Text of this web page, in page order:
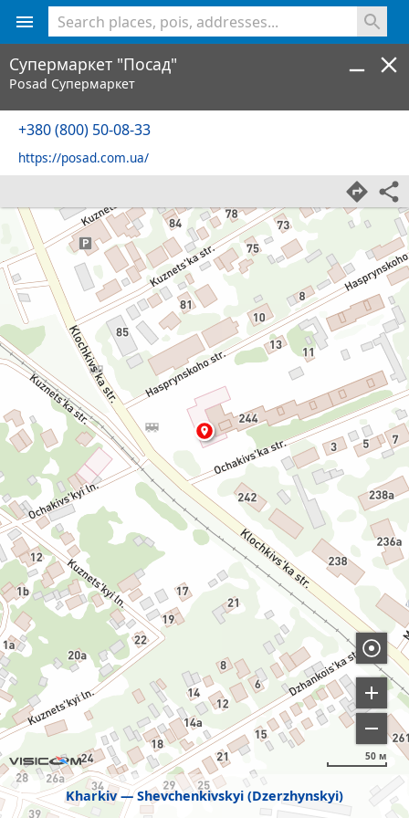
Kharkiv Shevchenkivskyi (Dzerzhynskyi)
50 м
Супермаркет "Посад"
Posad Супермаркет
+380 (800) 50-08-33
https://posad.com.ua/
<% console.log(hcard) %>